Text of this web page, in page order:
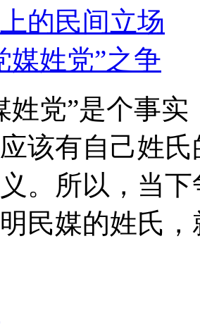
的民间立场
姓党”之争
姓党”是个事
该有自己姓
。所以，当
民媒的姓氏